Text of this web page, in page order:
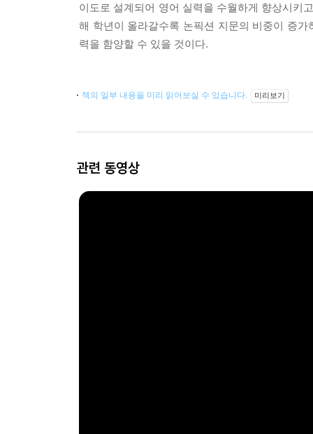
이도로 설계되어 영어 실력을 수월하게 향상시키
해 학년이 올라갈수록 논픽션 지문의 비중이 증
력을 함양할 수 있을 것이다.
책의 일부 내용을 미리 읽어보실 수 있습니다. 미리보기
관련 동영상